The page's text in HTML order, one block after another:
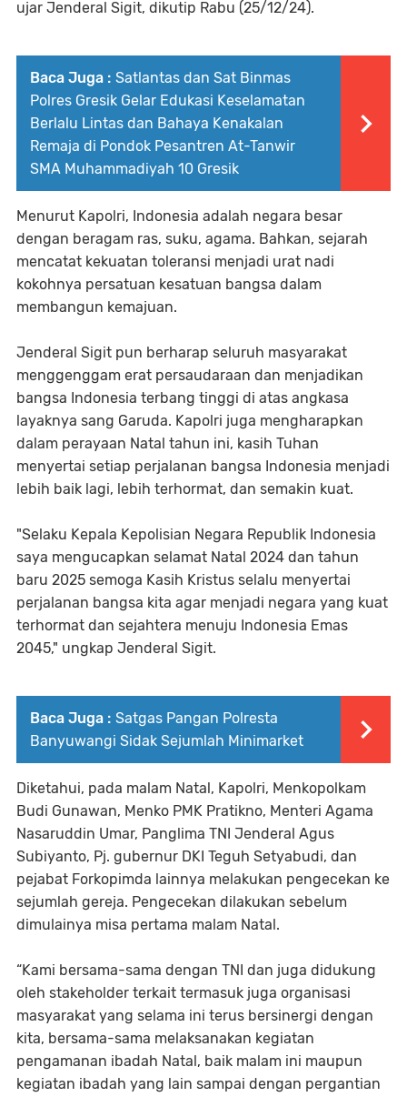
ujar Jenderal Sigit, dikutip Rabu (25/12/24).
Baca Juga : Satlantas dan Sat Binmas
Polres Gresik Gelar Edukasi Keselamatan
Berlalu Lintas dan Bahaya Kenakalan
Remaja di Pondok Pesantren At-Tanwir
SMA Muhammadiyah 10 Gresik
Menurut Kapolri, Indonesia adalah negara besar
dengan beragam ras, suku, agama. Bahkan, sejarah
mencatat kekuatan toleransi menjadi urat nadi
kokohnya persatuan kesatuan bangsa dalam
membangun kemajuan.
Jenderal Sigit pun berharap seluruh masyarakat
menggenggam erat persaudaraan dan menjadikan
bangsa Indonesia terbang tinggi di atas angkasa
layaknya sang Garuda. Kapolri juga mengharapkan
dalam perayaan Natal tahun ini, kasih Tuhan
menyertai setiap perjalanan bangsa Indonesia menjadi
lebih baik lagi, lebih terhormat, dan semakin kuat.
"Selaku Kepala Kepolisian Negara Republik Indonesia
saya mengucapkan selamat Natal 2024 dan tahun
baru 2025 semoga Kasih Kristus selalu menyertai
perjalanan bangsa kita agar menjadi negara yang kuat
terhormat dan sejahtera menuju Indonesia Emas
2045," ungkap Jenderal Sigit.
Baca Juga : Satgas Pangan Polresta
Banyuwangi Sidak Sejumlah Minimarket
Diketahui, pada malam Natal, Kapolri, Menkopolkam
Budi Gunawan, Menko PMK Pratikno, Menteri Agama
Nasaruddin Umar, Panglima TNI Jenderal Agus
Subiyanto, Pj. gubernur DKI Teguh Setyabudi, dan
pejabat Forkopimda lainnya melakukan pengecekan ke
sejumlah gereja. Pengecekan dilakukan sebelum
dimulainya misa pertama malam Natal.
“Kami bersama-sama dengan TNI dan juga didukung
oleh stakeholder terkait termasuk juga organisasi
masyarakat yang selama ini terus bersinergi dengan
kita, bersama-sama melaksanakan kegiatan
pengamanan ibadah Natal, baik malam ini maupun
kegiatan ibadah yang lain sampai dengan pergantian